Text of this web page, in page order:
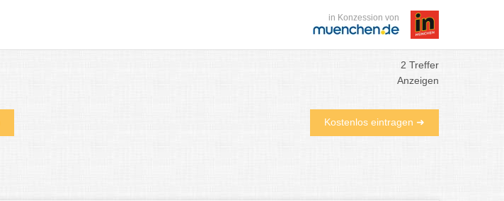
in Konzession von
2 Treffer
Anzeigen
Kostenlos eintragen ➜